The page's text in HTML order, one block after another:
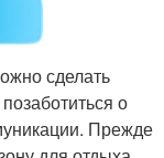
сделать
о
Прежде